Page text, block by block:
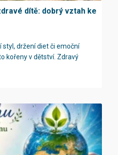
dítě: dobrý vztah ke
styl, držení diet či emoční
kořeny v dětství. Zdravý